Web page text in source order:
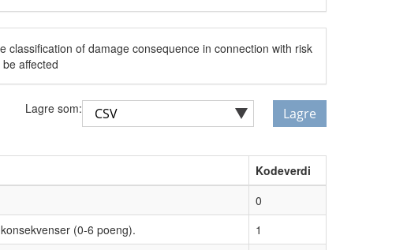
of damage consequence in connection with risk
affected
Lagre som: Lagre
Kodeverdi
0
(0-6 poeng).
1